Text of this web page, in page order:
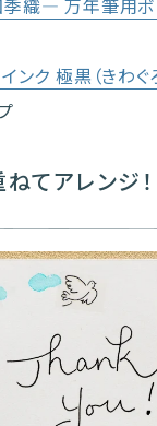
ンク 極黒（きわぐ
てアレンジ！